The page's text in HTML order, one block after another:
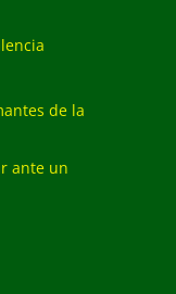
de la
ante un